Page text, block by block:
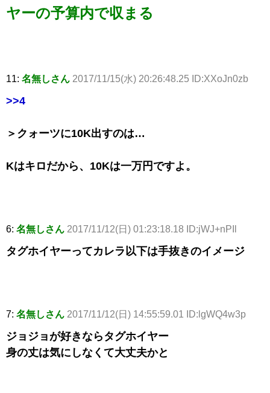
ヤーの予算内で収まる
11: 名無しさん 2017/11/15(水) 20:26:48.25 ID:XXoJn0zb
>>4
＞クォーツに10K出すのは…
Kはキロだから、10Kは一万円ですよ。
6: 名無しさん 2017/11/12(日) 01:23:18.18 ID:jWJ+nPIl
タグホイヤーってカレラ以下は手抜きのイメージ
7: 名無しさん 2017/11/12(日) 14:55:59.01 ID:lgWQ4w3p
ジョジョが好きならタグホイヤー
身の丈は気にしなくて大丈夫かと